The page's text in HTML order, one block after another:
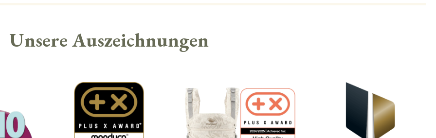
Unsere Auszeichnungen